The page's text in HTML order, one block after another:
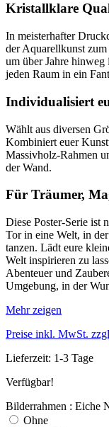
Kristallklare
In meisterhafter
der Aquarellkunst
um über Jahre hinweg
jeden Raum in ein
Individualisiert
Wählt aus diversen
Kombiniert euer
Massivholz-Rahmen
der Wand.
Für Träumer,
Diese Poster-Serie ist
Tor in eine Welt, in
tanzen. Lädt eure
Welt inspirieren zu
Abenteuer und
Umgebung, in der
Mehr zeigen
Preise inkl. MwSt.
Lieferzeit: 1-3 Tage
Verfügbar!
Bilderrahmen : Eiche
Ohne